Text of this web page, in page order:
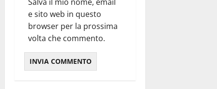
e sito web in questo
browser per la prossima
volta che commento.